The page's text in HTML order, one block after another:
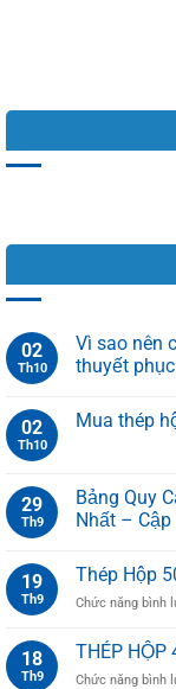
02
Th10
Vì sao nên
thuyết
02
Th10
Mua thép
29
Th9
Bảng Quy
Nhất –
19
Th9
Thép Hộp
Chức năng bình
18
Th9
THÉP HỘP
Chức năng bình